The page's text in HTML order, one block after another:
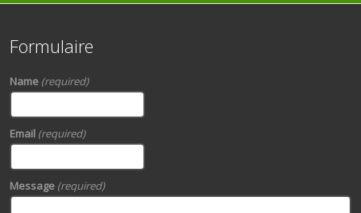
Formulaire
Name (required)
Email (required)
Message (required)